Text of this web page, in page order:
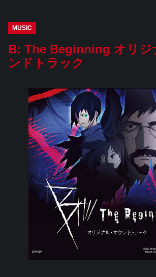
MUSIC
B: The Beginning オリジ
ンドトラック